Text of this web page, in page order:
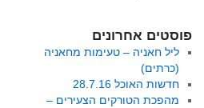
פוסטים אחרונים
ליל חאניה – טעימות מחאניה
(כרתים)
חדשות האוכל 28.7.16
מהפכת הטורקים הצעירים –